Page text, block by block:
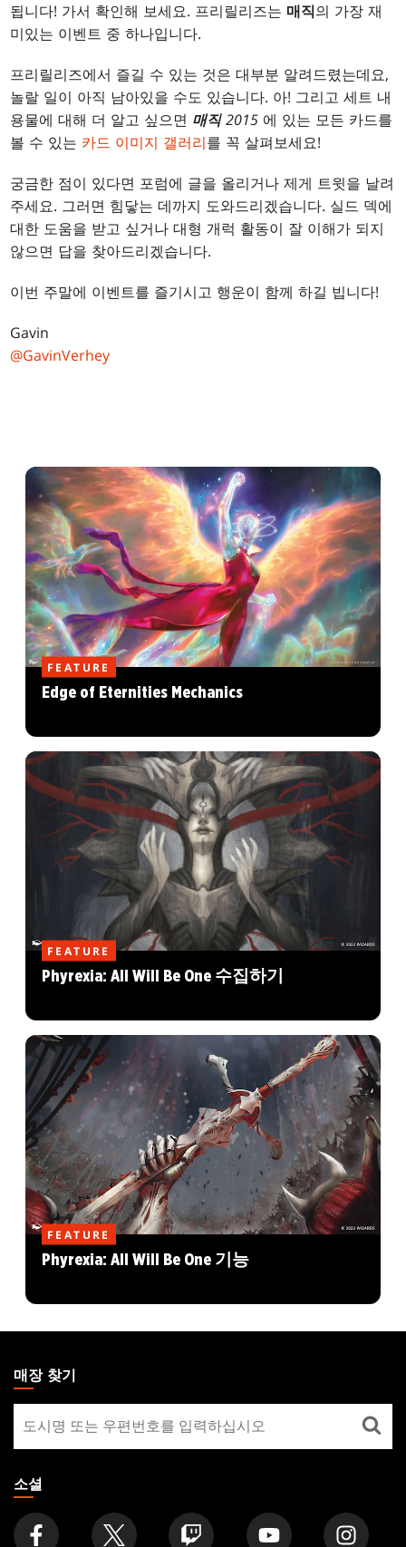
됩니다! 가서 확인해 보세요. 프리릴리즈는 매직의 가장 재
미있는 이벤트 중 하나입니다.
프리릴리즈에서 즐길 수 있는 것은 대부분 알려드렸는데요,
놀랄 일이 아직 남아있을 수도 있습니다. 아! 그리고 세트 내
용물에 대해 더 알고 싶으면 매직2015 에 있는 모든 카드를
볼 수 있는 카드 이미지 갤러리를 꼭 살펴보세요!
궁금한 점이 있다면 포럼에 글을 올리거나 제게 트윗을 날려
주세요. 그러면 힘닿는 데까지 도와드리겠습니다. 실드 덱에
대한 도움을 받고 싶거나 대형 개럭 활동이 잘 이해가 되지
않으면 답을 찾아드리겠습니다.
이번 주말에 이벤트를 즐기시고 행운이 함께 하길 빕니다!
Gavin
@GavinVerhey
FEATURE
Edge of Eternities Mechanics
FEATURE
Phyrexia: All Will Be One 수집하기
FEATURE
Phyrexia: All Will Be One 기능
THE
GATHERING
FOOTER
매장 찾기
장
찾
기
소셜